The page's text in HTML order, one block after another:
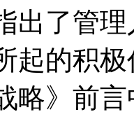
出了管
起的积
略》前